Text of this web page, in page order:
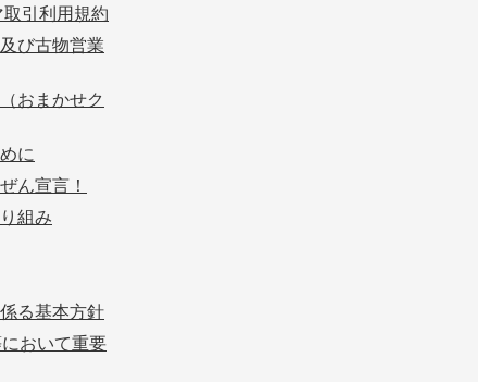
引利用規約
び古物営業
おまかせク
に
ん宣言！
組み
る基本方針
おいて重要